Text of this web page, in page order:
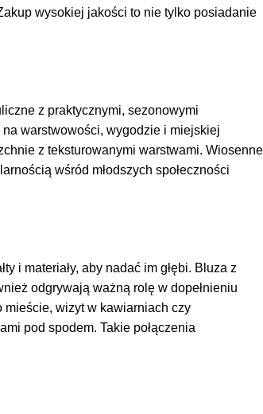
wysokiej jakości to nie tylko posiadanie
z praktycznymi, sezonowymi
warstwowości, wygodzie i miejskiej
z teksturowanymi warstwami. Wiosenne
wśród młodszych społeczności
i materiały, aby nadać im głębi. Bluza z
odgrywają ważną rolę w dopełnieniu
mieście, wizyt w kawiarniach czy
pod spodem. Takie połączenia